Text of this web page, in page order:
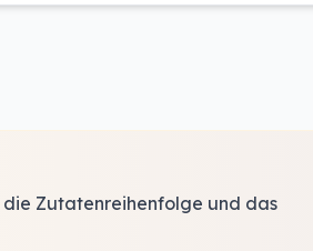
Zutatenreihenfolge und das